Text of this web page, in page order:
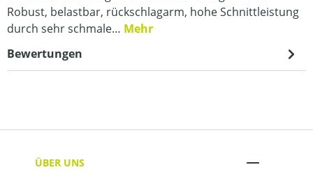
Robust, belastbar, rückschlagarm, hohe Schnittleistung
durch sehr schmale… Mehr
Bewertungen
ÜBER UNS